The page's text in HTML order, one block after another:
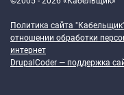
Политика сайта
отношении обработки
интернет
DrupalCoder — поддержка